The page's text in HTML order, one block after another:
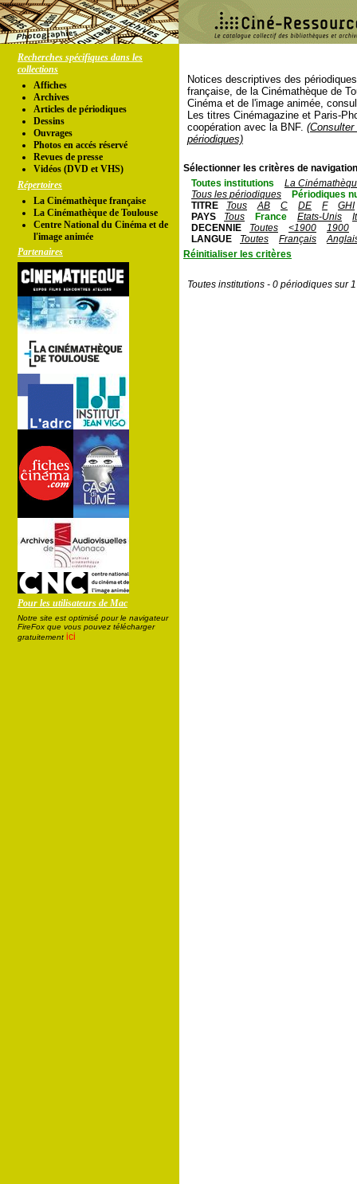
Recherches spécifiques dans les
collections
Affiches
Archives
Articles de périodiques
Dessins
Ouvrages
Photos en accés réservé
Revues de presse
Vidéos (DVD et VHS)
Répertoires
La Cinémathèque française
La Cinémathèque de Toulouse
Centre National du Cinéma et de
l'image animée
Partenaires
Pour les utilisateurs de Mac
Notre site est optimisé pour le navigateur
FireFox que vous pouvez télécharger
gratuitement ici
Notices descriptives des
française, de la Cinémathèque de
Cinéma et de l'image animée,
Les titres Cinémagazine et Paris-
coopération avec la BNF.
périodiques)
Sélectionner les critères de
Toutes institutions
La
Tous les périodiques
Périodiques
TITRE
Tous AB C DE F
GHI
PAYS
Tous France Etats-Unis
DECENNIE
Toutes <1900
1900
LANGUE
Toutes Français
Réinitialiser les critères
Toutes institutions - 0 périodiques sur